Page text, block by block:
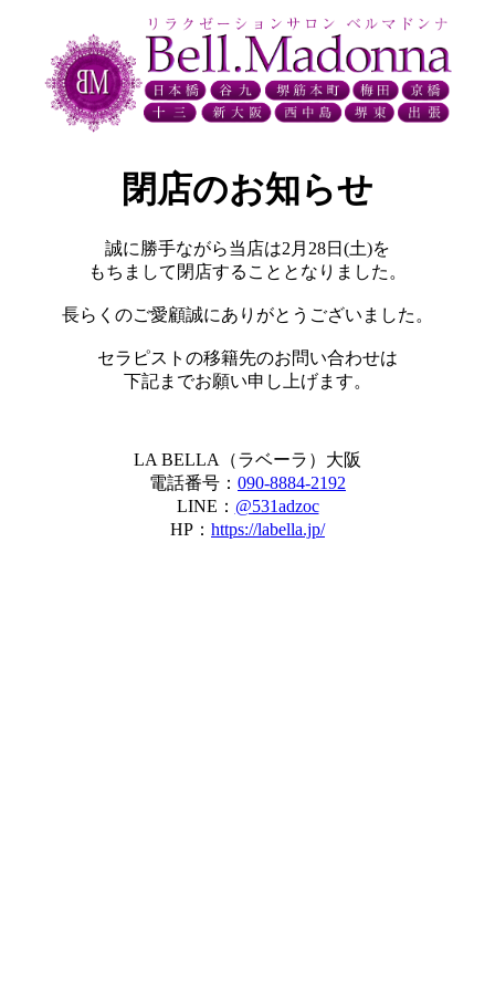
閉店のお知らせ
誠に勝手ながら当店は2月28日(土)を
もちまして閉店することとなりました。
長らくのご愛顧誠にありがとうございました。
セラピストの移籍先のお問い合わせは
下記までお願い申し上げます。
LA BELLA（ラベーラ）大阪
電話番号： 090-8884-2192
LINE： @531adzoc
HP： https://labella.jp/